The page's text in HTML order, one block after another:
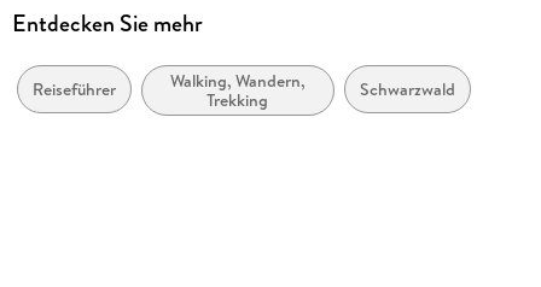
Autor/Autorin
Freudenthal
Verlag/Hersteller
Entdecken Sie mehr
Reiseführer
Walking, Wandern,
Trekking
Schwarzwald